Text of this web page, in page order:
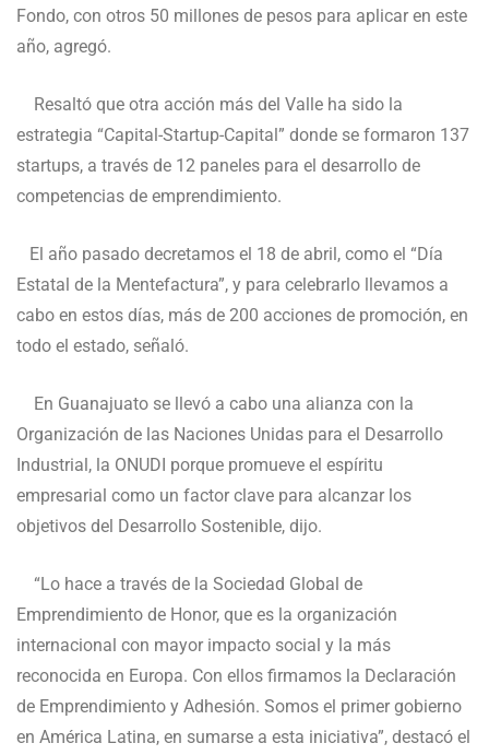
Fondo, con otros 50 millones de pesos para aplicar en este
año, agregó.
Resaltó que otra acción más del Valle ha sido la
estrategia “Capital-Startup-Capital” donde se formaron 137
startups, a través de 12 paneles para el desarrollo de
competencias de emprendimiento.
El año pasado decretamos el 18 de abril, como el “Día
Estatal de la Mentefactura”, y para celebrarlo llevamos a
cabo en estos días, más de 200 acciones de promoción, en
todo el estado, señaló.
En Guanajuato se llevó a cabo una alianza con la
Organización de las Naciones Unidas para el Desarrollo
Industrial, la ONUDI porque promueve el espíritu
empresarial como un factor clave para alcanzar los
objetivos del Desarrollo Sostenible, dijo.
“Lo hace a través de la Sociedad Global de
Emprendimiento de Honor, que es la organización
internacional con mayor impacto social y la más
reconocida en Europa. Con ellos firmamos la Declaración
de Emprendimiento y Adhesión. Somos el primer gobierno
en América Latina, en sumarse a esta iniciativa”, destacó el